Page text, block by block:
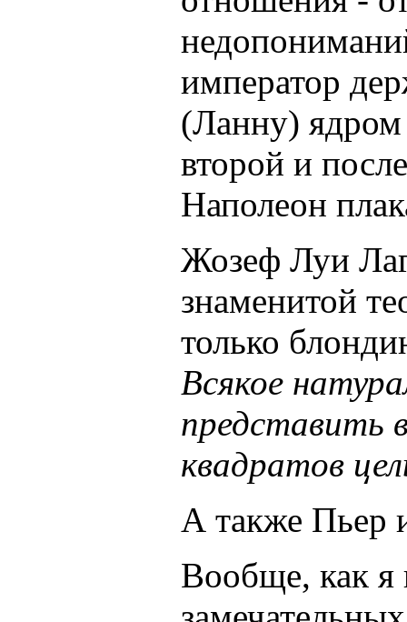
император
(Ланну) ядром
второй и
Наполеон
Жозеф Луи
знаменитой
только
Всякое
представить
квадратов
А также
Вообще, как